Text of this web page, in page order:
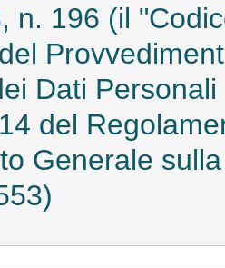
n. 196 (il
Dati
del
Generale